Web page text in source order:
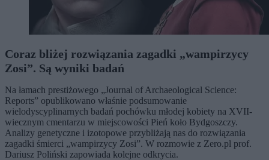
Coraz bliżej rozwiązania zagadki „wampirzycy
Zosi”. Są wyniki badań
Na łamach prestiżowego „Journal of Archaeological Science:
Reports” opublikowano właśnie podsumowanie
wielodyscyplinarnych badań pochówku młodej kobiety na XVII-
wiecznym cmentarzu w miejscowości Pień koło Bydgoszczy.
Analizy genetyczne i izotopowe przybliżają nas do rozwiązania
zagadki śmierci „wampirzycy Zosi”. W rozmowie z Zero.pl prof.
Dariusz Poliński zapowiada kolejne odkrycia.